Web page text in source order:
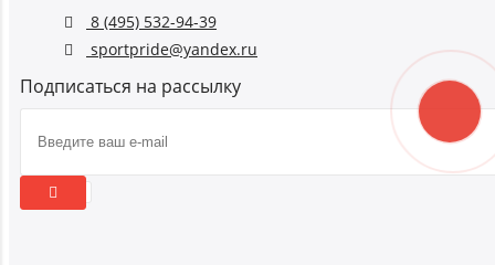
8 (495) 532-94-39
sportpride@yandex.ru
Подписаться на рассылку